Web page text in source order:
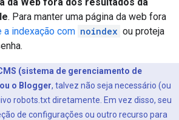
. Para manter uma página da web fora
a indexação com noindex ou proteja
(sistema de gerenciamento de
o Blogger, talvez não seja necessário (ou
robots.txt diretamente. Em vez disso, seu
de configurações ou outro recurso para